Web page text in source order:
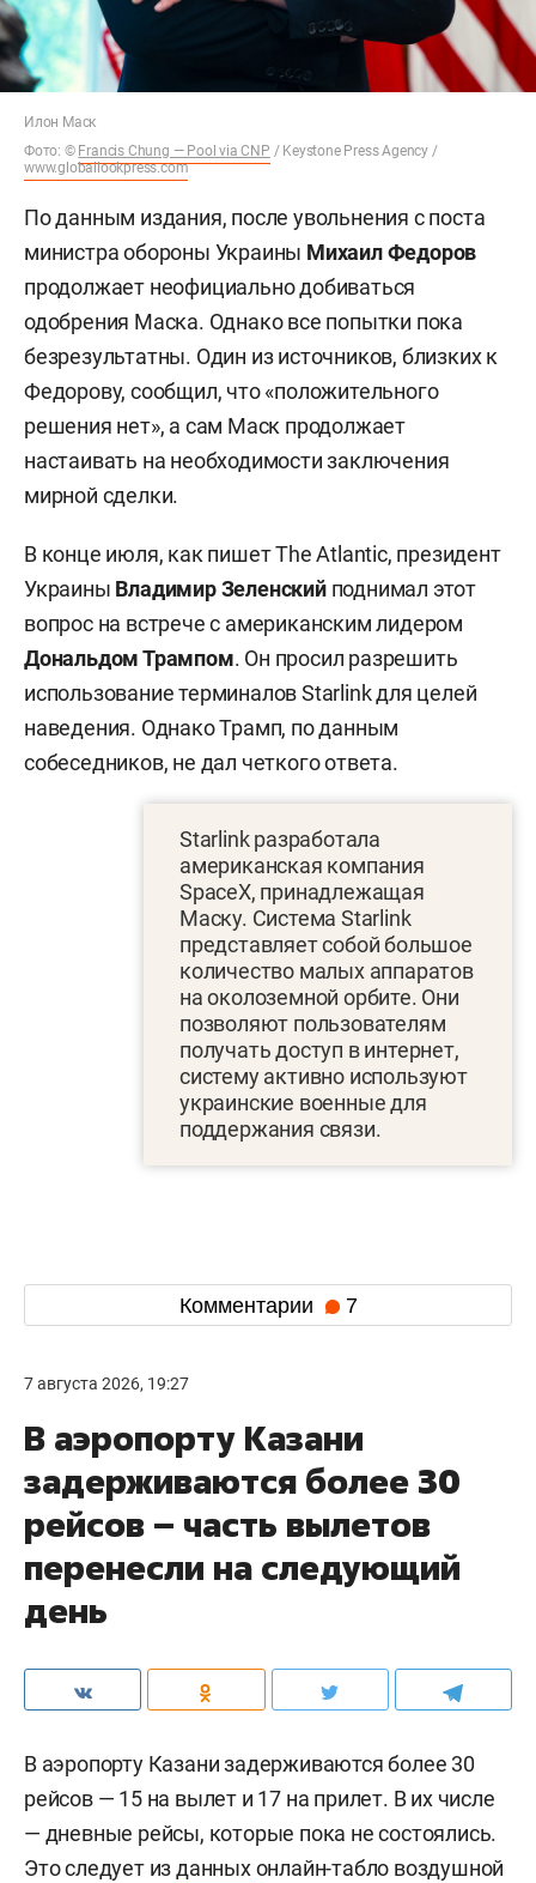
Илон Маск
Фото: © Francis Chung — Pool via CNP / Keystone Press Agency /
www.globallookpress.com
По данным издания, после увольнения с поста
министра обороны Украины Михаил Федоров
продолжает неофициально добиваться
одобрения Маска. Однако все попытки пока
безрезультатны. Один из источников, близких к
Федорову, сообщил, что «положительного
решения нет», а сам Маск продолжает
настаивать на необходимости заключения
мирной сделки.
В конце июля, как пишет The Atlantic, президент
Украины Владимир Зеленскийподнимал этот
вопрос на встрече с американским лидером
Дональдом Трампом. Он просил разрешить
использование терминалов Starlink для целей
наведения. Однако Трамп, по данным
собеседников, не дал четкого ответа.
Starlink разработала
американская компания
SpaceX, принадлежащая
Маску. Система Starlink
представляет собой большое
количество малых аппаратов
на околоземной орбите. Они
позволяют пользователям
получать доступ в интернет,
систему активно используют
украинские военные для
поддержания связи.
Комментарии 7
7 августа 2026, 19:27
В аэропорту Казани
задерживаются более 30
рейсов – часть вылетов
перенесли на следующий
день
В аэропорту Казани задерживаются более 30
рейсов — 15 на вылет и 17 на прилет. В их числе
— дневные рейсы, которые пока не состоялись.
Это следует изданныхонлайн-табло воздушной